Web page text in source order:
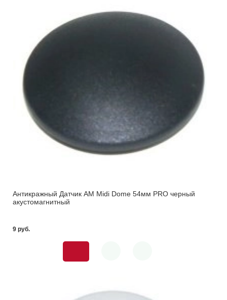
Антикражный Датчик AM Midi Dome 54мм PRO черный
акустомагнитный
9 pуб.